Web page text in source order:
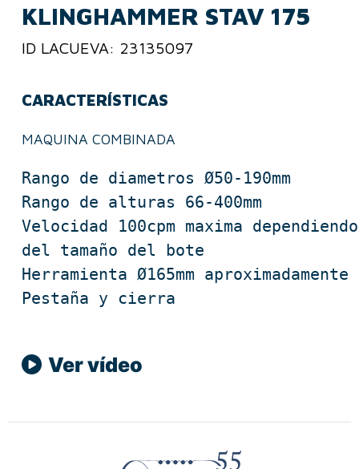
KLINGHAMMER STAV 175
ID LACUEVA: 23135097
CARACTERÍSTICAS
MAQUINA COMBINADA
Rango de diametros Ø50-190mm
Rango de alturas 66-400mm
Velocidad 100cpm maxima dependiendo
del tamaño del bote
Herramienta Ø165mm aproximadamente
Pestaña y cierra
Ver vídeo